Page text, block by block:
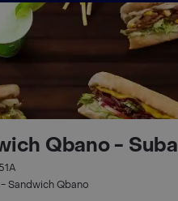
Qbano - Suba
Sandwich Qbano